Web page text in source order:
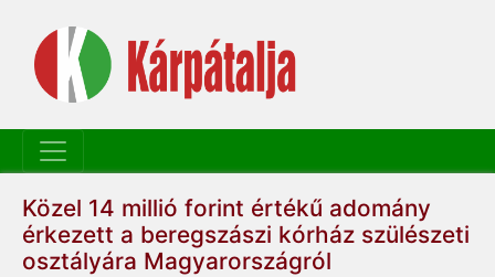
Közel 14 millió forint értékű adomány
érkezett a beregszászi kórház szülészeti
osztályára Magyarországról